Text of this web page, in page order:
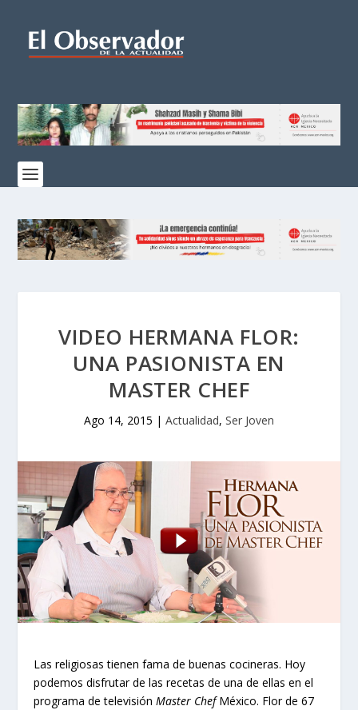
VIDEO HERMANA FLOR:
UNA PASIONISTA EN
MASTER CHEF
Ago 14, 2015 | Actualidad, Ser Joven
Las religiosas tienen fama de buenas cocineras. Hoy
podemos disfrutar de las recetas de una de ellas en el
programa de televisiónMaster ChefMéxico. Flor de 67